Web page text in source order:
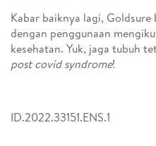
Kabar baiknya lagi,
dengan penggunaan
kesehatan. Yuk, jaga tubuh
post covid syndrome!
ID.2022.33151.ENS.1